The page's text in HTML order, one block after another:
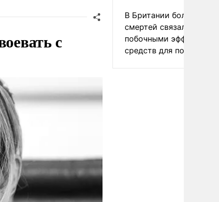
с
В Британии более ста
смертей связали с
побочными эффектами
средств для похудения